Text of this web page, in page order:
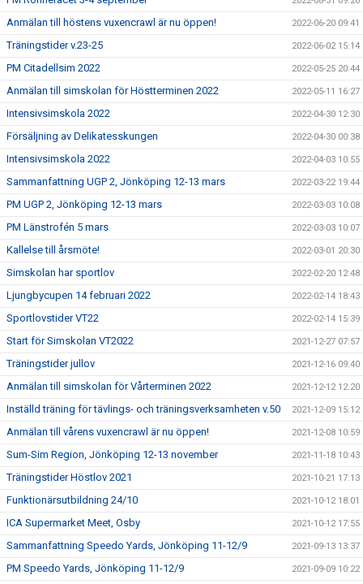
Anmälan till höstens vuxencrawl är nu öppen! 2022-06-20 09:41
Träningstider v.23-25 2022-06-02 15:14
PM Citadellsim 2022 2022-05-25 20:44
Anmälan till simskolan för Höstterminen 2022 2022-05-11 16:27
Intensivsimskola 2022 2022-04-30 12:30
Försäljning av Delikatesskungen 2022-04-30 00:38
Intensivsimskola 2022 2022-04-03 10:55
Sammanfattning UGP 2, Jönköping 12-13 mars 2022-03-22 19:44
PM UGP 2, Jönköping 12-13 mars 2022-03-03 10:08
PM Länstrofén 5 mars 2022-03-03 10:07
Kallelse till årsmöte! 2022-03-01 20:30
Simskolan har sportlov 2022-02-20 12:48
Ljungbycupen 14 februari 2022 2022-02-14 18:43
Sportlovstider VT22 2022-02-14 15:39
Start för Simskolan VT2022 2021-12-27 07:57
Träningstider jullov 2021-12-16 09:40
Anmälan till simskolan för Vårterminen 2022 2021-12-12 12:20
Inställd träning för tävlings- och träningsverksamheten v.50 2021-12-09 15:12
Anmälan till vårens vuxencrawl är nu öppen! 2021-12-08 10:59
Sum-Sim Region, Jönköping 12-13 november 2021-11-18 10:43
Träningstider Höstlov 2021 2021-10-21 17:13
Funktionärsutbildning 24/10 2021-10-12 18:01
ICA Supermarket Meet, Osby 2021-10-12 17:55
Sammanfattning Speedo Yards, Jönköping 11-12/9 2021-09-13 13:37
PM Speedo Yards, Jönköping 11-12/9 2021-09-09 10:22